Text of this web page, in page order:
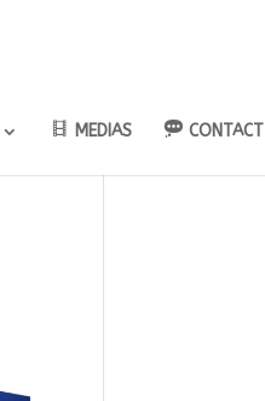
MEDIAS CONTACT